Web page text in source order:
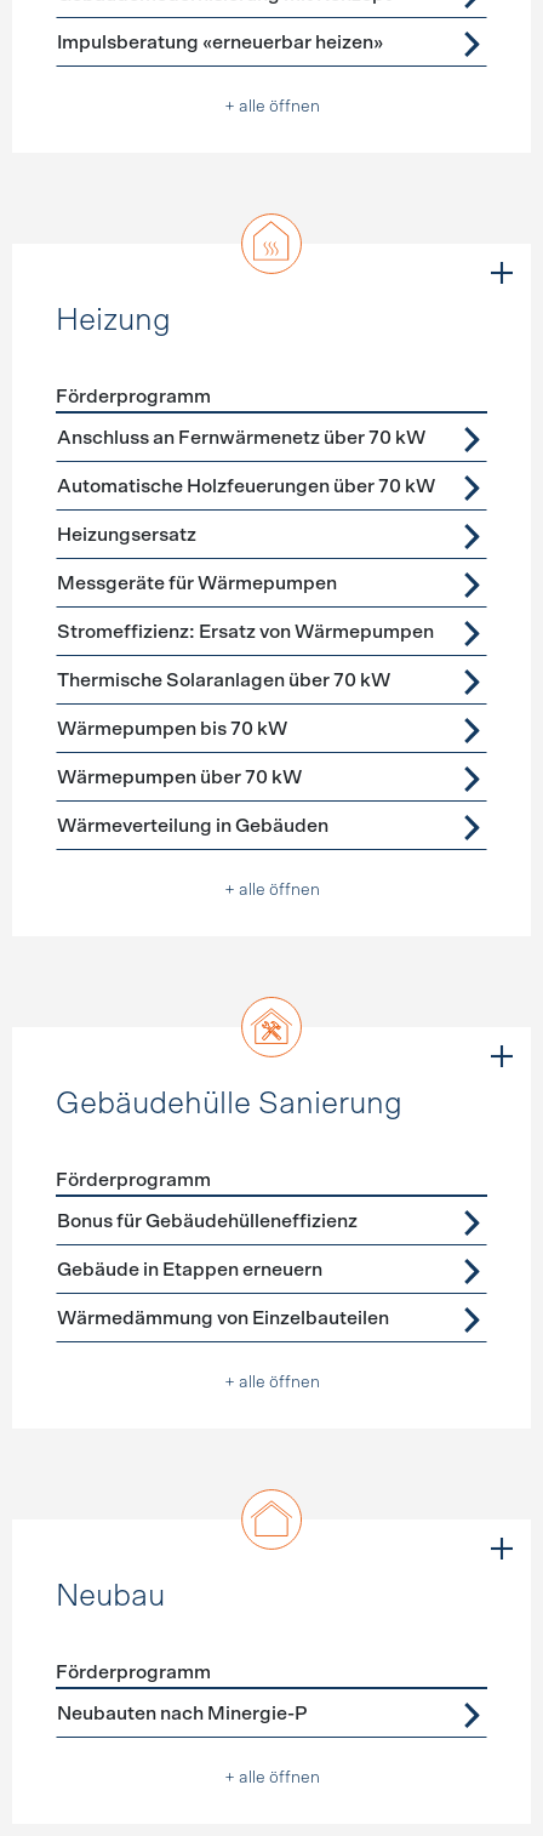
Impulsberatung «erneuerbar heizen»
+ alle öffnen
Heizung
Förderprogramme Heizung
Förderprogramm
Anschluss an Fernwärmenetz über 70 kW
Automatische Holzfeuerungen über 70 kW
Heizungsersatz
Messgeräte für Wärmepumpen
Stromeffizienz: Ersatz von Wärmepumpen
Thermische Solaranlagen über 70 kW
Wärmepumpen bis 70 kW
Wärmepumpen über 70 kW
Wärmeverteilung in Gebäuden
+ alle öffnen
Gebäudehülle Sanierung
Förderprogramme Gebäudehülle Sanierung
Förderprogramm
Bonus für Gebäudehülleneffizienz
Gebäude in Etappen erneuern
Wärmedämmung von Einzelbauteilen
+ alle öffnen
Neubau
Förderprogramme Neubau
Förderprogramm
Neubauten nach Minergie-P
+ alle öffnen